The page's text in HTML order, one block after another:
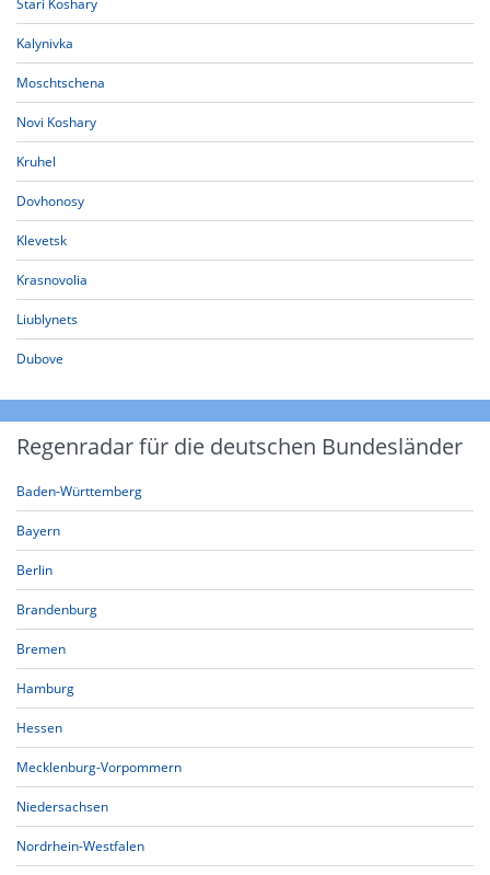
Stari Koshary
Kalynivka
Moschtschena
Novi Koshary
Kruhel
Dovhonosy
Klevetsk
Krasnovolia
Liublynets
Dubove
Regenradar für die deutschen Bundesländer
Baden-Württemberg
Bayern
Berlin
Brandenburg
Bremen
Hamburg
Hessen
Mecklenburg-Vorpommern
Niedersachsen
Nordrhein-Westfalen